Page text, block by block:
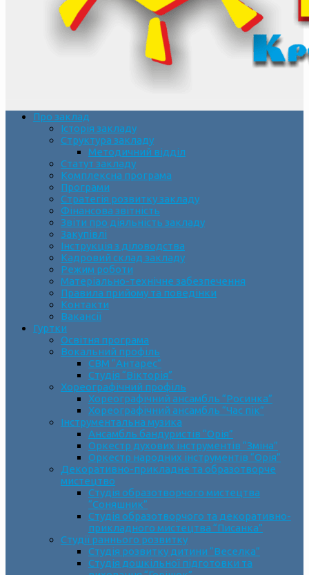
Про заклад
Історія закладу
Структура закладу
Методичний відділ
Статут закладу
Комплексна програма
Програми
Стратегія розвитку закладу
Фінансова звітність
Звіти про діяльність закладу
Закупівлі
Інструкція з діловодства
Кадровий склад закладу
Режим роботи
Матеріально-технічне забезпечення
Правила прийому та поведінки
Контакти
Вакансії
Гуртки
Освітня програма
Вокальний профіль
СВМ “Антарес”
Студія “Вікторія”
Хореографічний профіль
Хореографічний ансамбль “Росинка”
Хореографічний ансамбль “Час пік”
Інструментальна музика
Ансамбль бандуристів “Орія”
Оркестр духових інструментів “Зміна”
Оркестр народних інструментів “Орія”
Декоративно-прикладне та образотворче
мистецтво
Cтудія образотворчого мистецтва
“Соняшник”
Студія образотворчого та декоративно-
прикладного мистецтва “Писанка”
Студії раннього розвитку
Студія розвитку дитини “Веселка”
Студія дошкільної підготовки та